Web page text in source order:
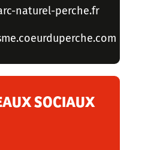
naturel-perche.fr
SOCIAUX